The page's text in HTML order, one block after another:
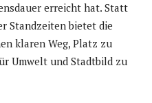
erreicht hat. Statt
Standzeiten bietet die
klaren Weg, Platz zu
Umwelt und Stadtbild zu